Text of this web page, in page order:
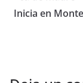
o
Inicia en